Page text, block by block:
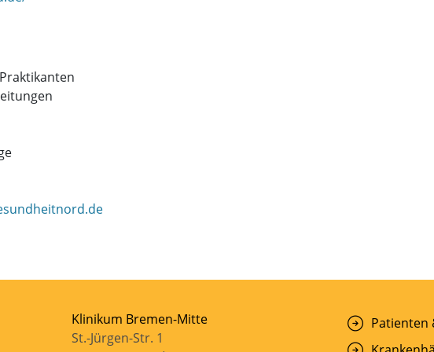
Bereiche
Klinikum Bremen-Mitte
St.-Jürgen-Str. 1
Patienten